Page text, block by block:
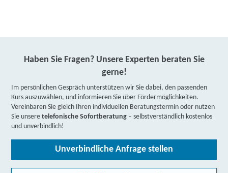
Haben Sie Fragen? Unsere Experten beraten Sie
gerne!
Im persönlichen Gespräch unterstützen wir Sie dabei, den passenden
Kurs auszuwählen, und informieren Sie über Fördermöglichkeiten.
Vereinbaren Sie gleich Ihren individuellen Beratungstermin oder nutzen
Sie unseretelefonische Sofortberatung – selbstverständlich kostenlos
und unverbindlich!
Unverbindliche Anfrage stellen